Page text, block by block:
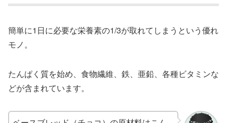
簡単に1日に必要な栄養素の1/3が取れてしまうという優れ
モノ。
たんぱく質を始め、食物繊維、鉄、亜鉛、各種ビタミンな
どが含まれています。